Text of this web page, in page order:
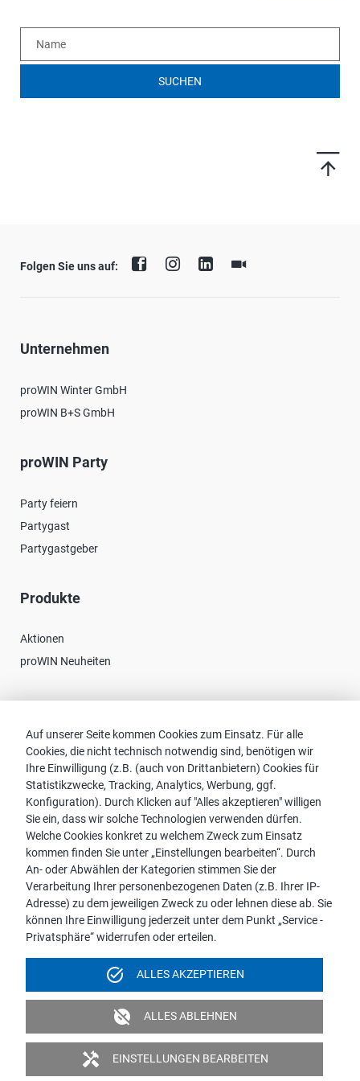
SUCHEN
Auf unserer Seite kommen Cookies zum Einsatz. Für alle
Cookies, die nicht technisch notwendig sind, benötigen wir
Ihre Einwilligung (z.B. (auch von Drittanbietern) Cookies für
Statistikzwecke, Tracking, Analytics, Werbung, ggf.
Konfiguration). Durch Klicken auf "Alles akzeptieren" willigen
Sie ein, dass wir solche Technologien verwenden dürfen.
Welche Cookies konkret zu welchem Zweck zum Einsatz
kommen finden Sie unter „Einstellungen bearbeiten“. Durch
An- oder Abwählen der Kategorien stimmen Sie der
Verarbeitung Ihrer personenbezogenen Daten (z.B. Ihrer IP-
Adresse) zu dem jeweiligen Zweck zu oder lehnen diese ab. Sie
können Ihre Einwilligung jederzeit unter dem Punkt „Service -
Privatsphäre“ widerrufen oder erteilen.
task_alt ALLES AKZEPTIEREN
unpublished ALLES ABLEHNEN
handyman EINSTELLUNGEN BEARBEITEN
Folgen Sie uns auf:
Unternehmen
proWIN Winter GmbH
proWIN B+S GmbH
proWIN Party
Party feiern
Partygast
Partygastgeber
Produkte
Aktionen
proWIN Neuheiten
Vertriebspartnersuche
Kontakt zu proWIN
Service-FAQ
Hinweis:
Aus Gründen der leichteren Lesbarkeit wird die männliche
Sprachform bei personenbezogenen Substantiven und
Pronomen verwendet. Dies impliziert jedoch keine
Benachteiligung, sondern soll im Sinne der sprachlichen
Vereinfachung als geschlechtsneutral zu verstehen sein.
Politik & Verpflichtungserklärung
© 2026 proWIN international